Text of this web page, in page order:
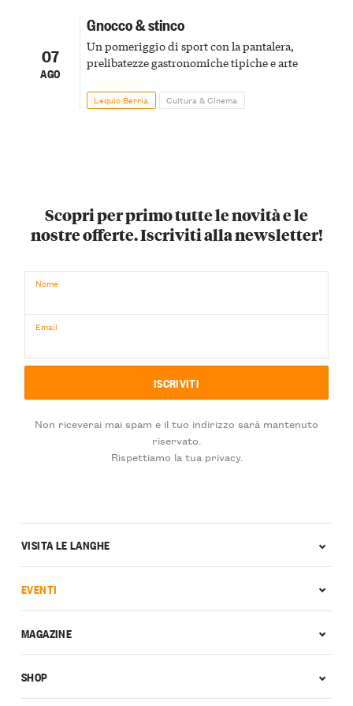
07
AGO
Gnocco & stinco
Un pomeriggio di sport con la pantalera,
prelibatezze gastronomiche tipiche e arte
Lequio Berria Cultura & Cinema
Scopri per primo tutte le novità e le
nostre offerte. Iscriviti alla newsletter!
Nome
Email
Non riceverai mai spam e il tuo indirizzo sarà mantenuto
riservato.
Rispettiamo la tua privacy.
VISITA LE LANGHE
EVENTI
MAGAZINE
SHOP